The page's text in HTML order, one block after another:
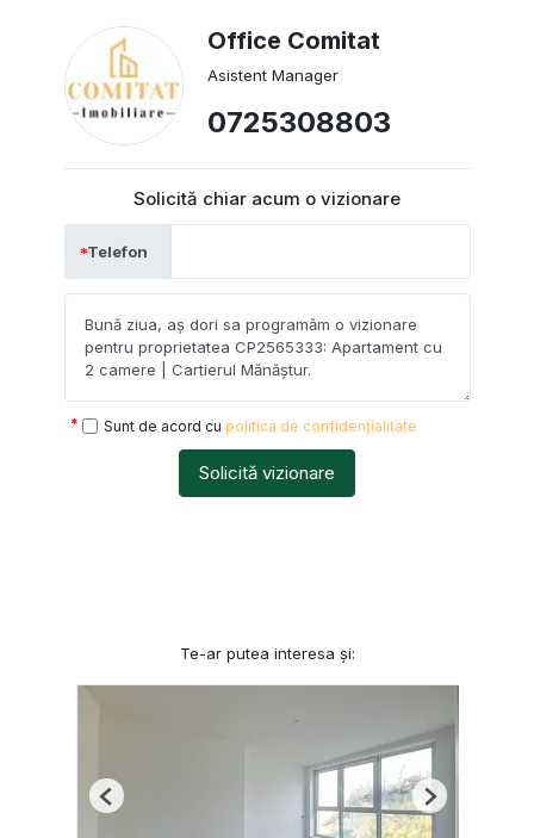
Office Comitat
Asistent Manager
0725308803
Solicită chiar acum o vizionare
Telefon
Sunt de acord cu politica de confidențialitate
Solicită vizionare
Te-ar putea interesa și:
Previous Next